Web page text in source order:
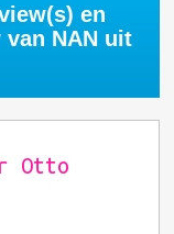
en
van NAN uit
Otto